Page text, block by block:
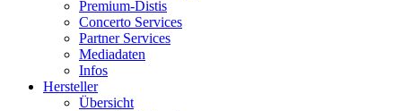
Premium-Distis
Concerto Services
Partner Services
Mediadaten
Infos
Hersteller
Übersicht